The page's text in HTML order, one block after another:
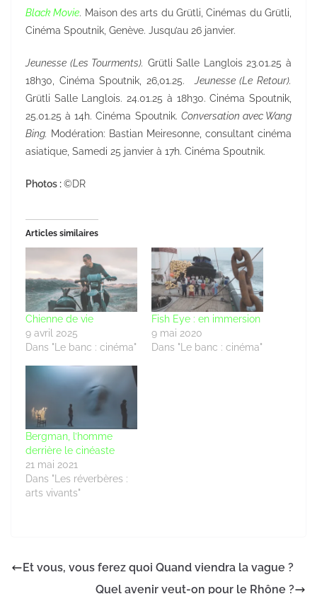
Black Movie. Maison des arts du Grütli, Cinémas du Grütli,
Cinéma Spoutnik, Genève. Jusqu’au 26 janvier.
Jeunesse (Les Tourments). Grütli Salle Langlois 23.01.25 à
18h30, Cinéma Spoutnik, 26,01.25.Jeunesse (Le Retour).
Grütli Salle Langlois. 24.01.25 à 18h30. Cinéma Spoutnik,
25.01.25 à 14h. Cinéma Spoutnik. Conversation avec Wang
Bing. Modération: Bastian Meiresonne, consultant cinéma
asiatique, Samedi 25 janvier à 17h. Cinéma Spoutnik.
Photos :©DR
Articles similaires
Chienne de vie
9 avril 2025
Dans "Le banc : cinéma"
Fish Eye : en immersion
9 mai 2020
Dans "Le banc : cinéma"
Bergman, l’homme
derrière le cinéaste
21 mai 2021
Dans "Les réverbères :
arts vivants"
Et vous, vous ferez quoi Quand viendra la vague ?
Quel avenir veut-on pour le Rhône ?